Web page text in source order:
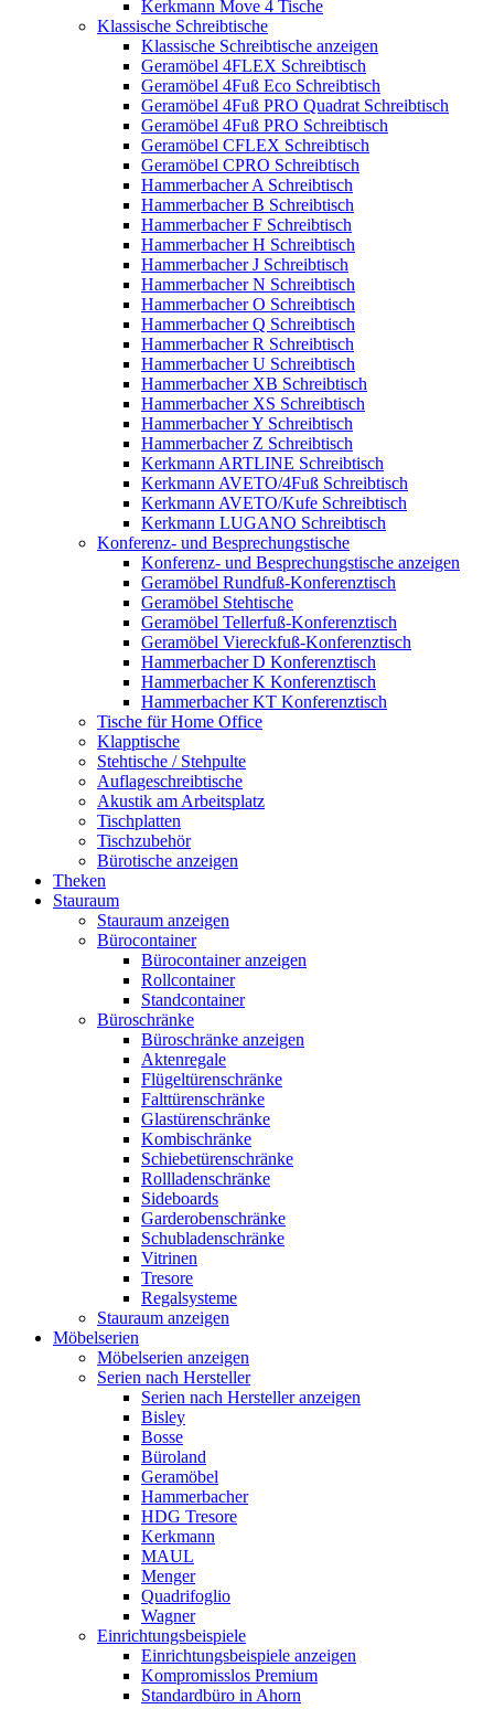
Kerkmann Move 4 Tische
Klassische Schreibtische
Klassische Schreibtische anzeigen
Geramöbel 4FLEX Schreibtisch
Geramöbel 4Fuß Eco Schreibtisch
Geramöbel 4Fuß PRO Quadrat Schreibtisch
Geramöbel 4Fuß PRO Schreibtisch
Geramöbel CFLEX Schreibtisch
Geramöbel CPRO Schreibtisch
Hammerbacher A Schreibtisch
Hammerbacher B Schreibtisch
Hammerbacher F Schreibtisch
Hammerbacher H Schreibtisch
Hammerbacher J Schreibtisch
Hammerbacher N Schreibtisch
Hammerbacher O Schreibtisch
Hammerbacher Q Schreibtisch
Hammerbacher R Schreibtisch
Hammerbacher U Schreibtisch
Hammerbacher XB Schreibtisch
Hammerbacher XS Schreibtisch
Hammerbacher Y Schreibtisch
Hammerbacher Z Schreibtisch
Kerkmann ARTLINE Schreibtisch
Kerkmann AVETO/4Fuß Schreibtisch
Kerkmann AVETO/Kufe Schreibtisch
Kerkmann LUGANO Schreibtisch
Konferenz- und Besprechungstische
Konferenz- und Besprechungstische anzeigen
Geramöbel Rundfuß-Konferenztisch
Geramöbel Stehtische
Geramöbel Tellerfuß-Konferenztisch
Geramöbel Viereckfuß-Konferenztisch
Hammerbacher D Konferenztisch
Hammerbacher K Konferenztisch
Hammerbacher KT Konferenztisch
Tische für Home Office
Klapptische
Stehtische / Stehpulte
Auflageschreibtische
Akustik am Arbeitsplatz
Tischplatten
Tischzubehör
Bürotische anzeigen
Theken
Stauraum
Stauraum anzeigen
Bürocontainer
Bürocontainer anzeigen
Rollcontainer
Standcontainer
Büroschränke
Büroschränke anzeigen
Aktenregale
Flügeltürenschränke
Falttürenschränke
Glastürenschränke
Kombischränke
Schiebetürenschränke
Rollladenschränke
Sideboards
Garderobenschränke
Schubladenschränke
Vitrinen
Tresore
Regalsysteme
Stauraum anzeigen
Möbelserien
Möbelserien anzeigen
Serien nach Hersteller
Serien nach Hersteller anzeigen
Bisley
Bosse
Büroland
Geramöbel
Hammerbacher
HDG Tresore
Kerkmann
MAUL
Menger
Quadrifoglio
Wagner
Einrichtungsbeispiele
Einrichtungsbeispiele anzeigen
Kompromisslos Premium
Standardbüro in Ahorn